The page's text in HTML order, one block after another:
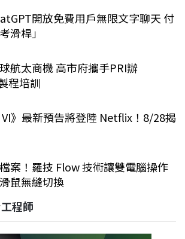
開放免費用戶無限文字聊天 付
滑桿」
航太商機 高市府攜手PRI辦
程培訓
VI》最新預告將登陸 Netflix！8/28揭
案！羅技 Flow 技術讓雙電腦操作
鼠無縫切換
程師